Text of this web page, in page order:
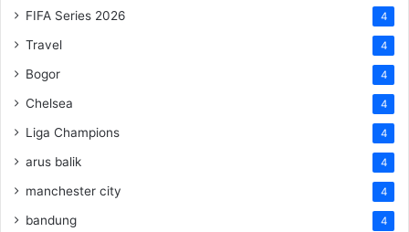
FIFA Series 2026 4
Travel 4
Bogor 4
Chelsea 4
Liga Champions 4
arus balik 4
manchester city 4
bandung 4